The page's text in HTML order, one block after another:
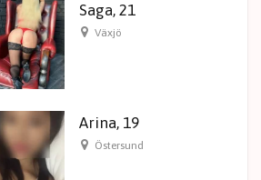
Saga, 21
Växjö
Arina, 19
Östersund